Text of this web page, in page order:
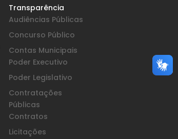
Transparência
Audiências Públicas
Concurso Público
Contas Municipais
Poder Executivo
Poder Legislativo
Contratações
Públicas
Contratos
Licitações